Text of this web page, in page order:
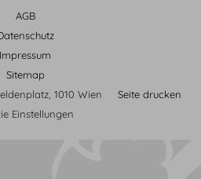
AGB
Impressum
Sitemap
1010 Wien
Seite drucken
Einstellungen